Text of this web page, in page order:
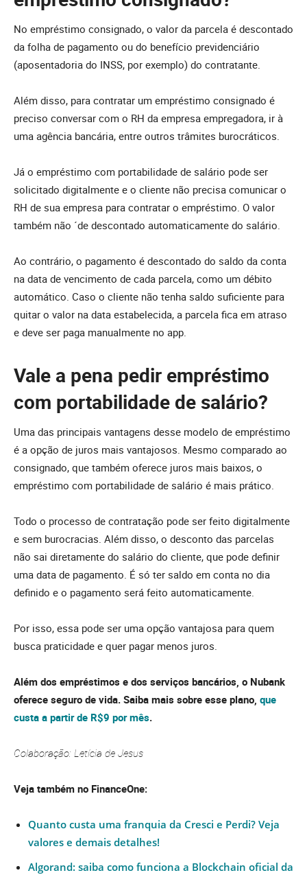
No empréstimo consignado, o valor da parcela é descontado
da folha de pagamento ou do benefício previdenciário
(aposentadoria do INSS, por exemplo) do contratante.
Além disso, para contratar um empréstimo consignado é
preciso conversar com o RH da empresa empregadora, ir à
uma agência bancária, entre outros trâmites burocráticos.
Já o empréstimo com portabilidade de salário pode ser
solicitado digitalmente e o cliente não precisa comunicar o
RH de sua empresa para contratar o empréstimo. O valor
também não ´de descontado automaticamente do salário.
Ao contrário, o pagamento é descontado do saldo da conta
na data de vencimento de cada parcela, como um débito
automático. Caso o cliente não tenha saldo suficiente para
quitar o valor na data estabelecida, a parcela fica em atraso
e deve ser paga manualmente no app.
Vale a pena pedir empréstimo
com portabilidade de salário?
Uma das principais vantagens desse modelo de empréstimo
é a opção de juros mais vantajosos. Mesmo comparado ao
consignado, que também oferece juros mais baixos, o
empréstimo com portabilidade de salário é mais prático.
Todo o processo de contratação pode ser feito digitalmente
e sem burocracias. Além disso, o desconto das parcelas
não sai diretamente do salário do cliente, que pode definir
uma data de pagamento. É só ter saldo em conta no dia
definido e o pagamento será feito automaticamente.
Por isso, essa pode ser uma opção vantajosa para quem
busca praticidade e quer pagar menos juros.
Além dos empréstimos e dos serviços bancários, o Nubank
oferece seguro de vida. Saiba mais sobre esse plano, que
custa a partir de R$9 por mês.
Colaboração: Letícia de Jesus
Veja também no FinanceOne:
Quanto custa uma franquia da Cresci e Perdi? Veja
valores e demais detalhes!
Algorand: saiba como funciona a Blockchain oficial da